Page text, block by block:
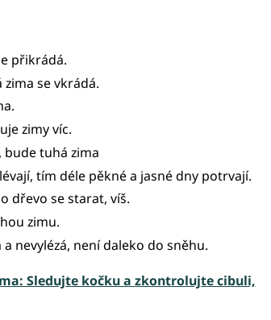
přikrádá.
se vkrádá.
zimy víc.
bude tuhá zima
tím déle pěkné a jasné dny potrvají.
dřevo se starat, víš.
zimu.
nevylézá, není daleko do sněhu.
Sledujte kočku a zkontrolujte cibuli,